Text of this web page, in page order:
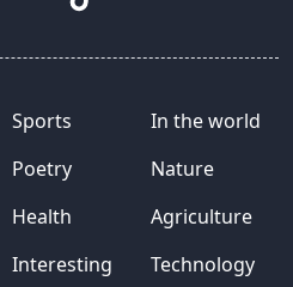
Sports
Poetry
Health
Interesting
In the world
Nature
Agriculture
Technology